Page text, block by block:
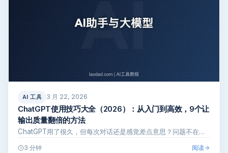
AI 工具 3 月 22, 2026
ChatGPT使用技巧大全（2026）：从入门到高效，9个让
输出质量翻倍的方法
ChatGPT用了很久，但每次对话还是感觉差点意思？问题不在…
3 分钟 阅读